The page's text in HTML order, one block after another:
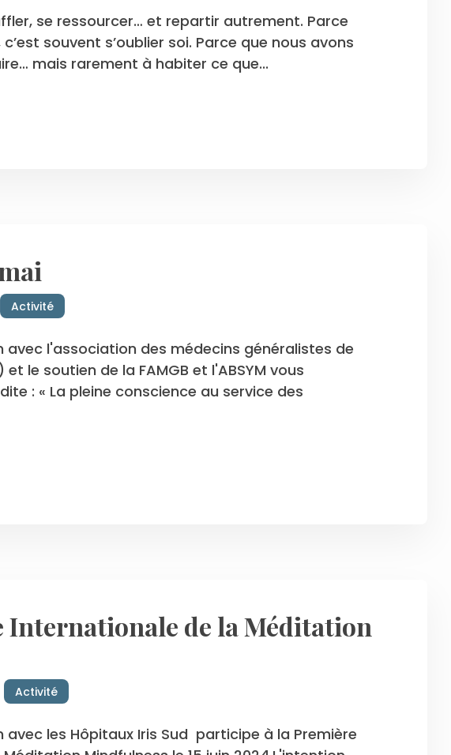
se ressourcer… et repartir autrement. Parce
souvent s’oublier soi. Parce que nous avons
mais rarement à habiter ce que...
Activité
l'association des médecins généralistes de
le soutien de la FAMGB et l'ABSYM vous
: « La pleine conscience au service des
Internationale de la Méditation
Activité
les Hôpitaux Iris Sud participe à la Première